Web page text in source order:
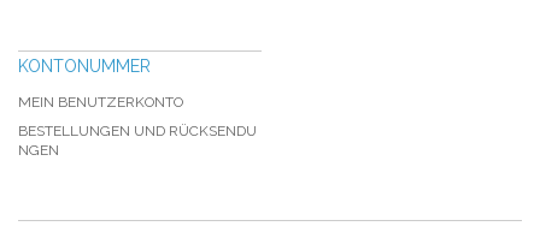
KONTONUMMER
MEIN BENUTZERKONTO
BESTELLUNGEN UND RÜCKSENDU
NGEN